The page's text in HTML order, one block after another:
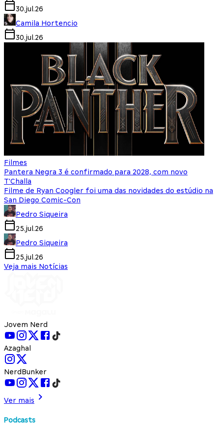
30.jul.26
Camila Hortencio
30.jul.26
Filmes
Pantera Negra 3 é confirmado para 2028, com novo
T'Challa
Filme de Ryan Coogler foi uma das novidades do estúdio na
San Diego Comic-Con
Pedro Siqueira
25.jul.26
Pedro Siqueira
25.jul.26
Veja mais Notícias
Jovem Nerd
Azaghal
NerdBunker
Ver mais
Podcasts